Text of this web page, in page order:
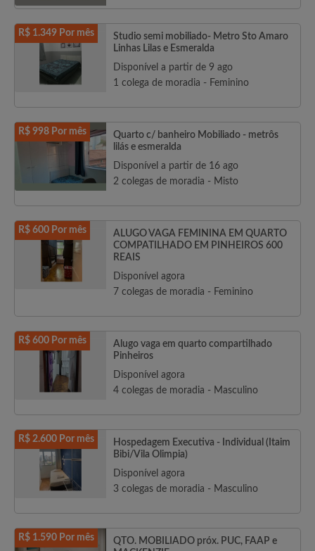
R$ 1.349 Por mês
Studio semi mobiliado- Metro Sto Amaro
Linhas Lilas e Esmeralda
Disponível a partir de 9 ago
1 colega de moradia - Feminino
R$ 998 Por mês
Quarto c/ banheiro Mobiliado - metrôs
lilás e esmeralda
Disponível a partir de 16 ago
2 colegas de moradia - Misto
R$ 600 Por mês
ALUGO VAGA FEMININA EM QUARTO
COMPATILHADO EM PINHEIROS 600
REAIS
Disponível agora
7 colegas de moradia - Feminino
R$ 600 Por mês
Alugo vaga em quarto compartilhado
Pinheiros
Disponível agora
4 colegas de moradia - Masculino
R$ 2.600 Por mês
Hospedagem Executiva - Individual (Itaim
Bibi/Vila Olimpia)
Disponível agora
3 colegas de moradia - Masculino
R$ 1.590 Por mês
QTO. MOBILIADO próx. PUC, FAAP e